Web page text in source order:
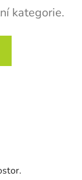
kategorie.